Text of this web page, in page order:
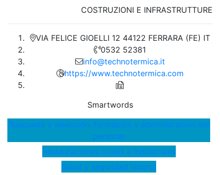
COSTRUZIONI E INFRASTRUTTURE
VIA FELICE GIOELLI 12 44122 FERRARA (FE) IT
0532 52381
info@technotermica.it
https://www.technotermica.com
Smartwords
Búsqueda y selección; formación y administración del
personal
Restauraciones civiles e industriales
Salud y seguridad laboral